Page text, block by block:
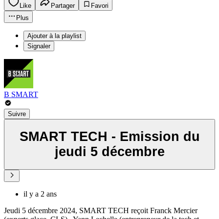
Like Partager
Favori
Plus
Ajouter à la playlist
Signaler
B SMART
Suivre
SMART TECH - Emission du
jeudi 5 décembre
il y a 2 ans
Jeudi 5 décembre 2024, SMART TECH reçoit Franck Mercier